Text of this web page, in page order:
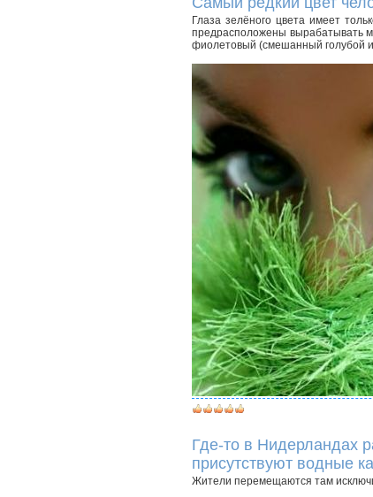
Глаза зелёного цвета имеет
предрасположены вырабатывать
фиолетовый (смешанный голубой
Где-то в Нидерландах
присутствуют водные
Жители перемещаются там